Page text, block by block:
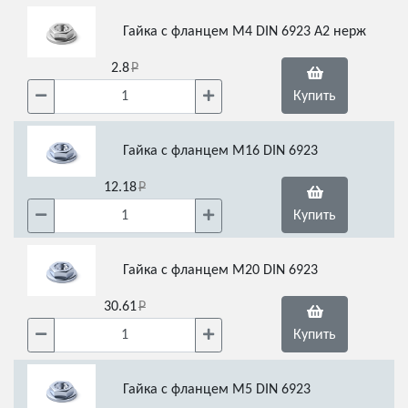
Гайка с фланцем М4 DIN 6923 А2 нерж
2.8
Купить
Гайка с фланцем М16 DIN 6923
12.18
Купить
Гайка с фланцем М20 DIN 6923
30.61
Купить
Гайка с фланцем М5 DIN 6923